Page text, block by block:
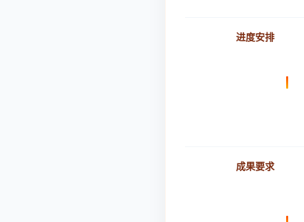
进度安排
成果要求